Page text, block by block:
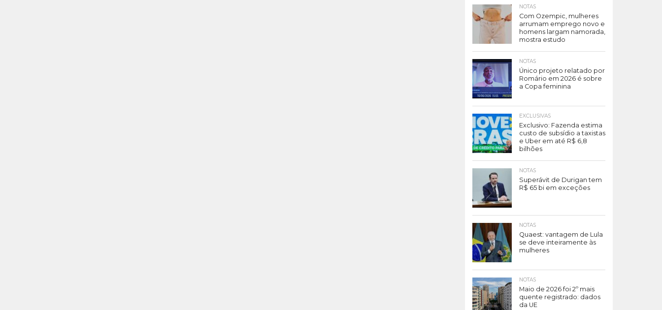
NOTAS
Com Ozempic, mulheres
arrumam emprego novo e
homens largam namorada,
mostra estudo
NOTAS
Único projeto relatado por
Romário em 2026 é sobre
a Copa feminina
EXCLUSIVAS
Exclusivo: Fazenda estima
custo de subsídio a taxistas
e Uber em até R$ 6,8
bilhões
NOTAS
Superávit de Durigan tem
R$ 65 bi em exceções
NOTAS
Quaest: vantagem de Lula
se deve inteiramente às
mulheres
NOTAS
Maio de 2026 foi 2º mais
quente registrado: dados
da UE